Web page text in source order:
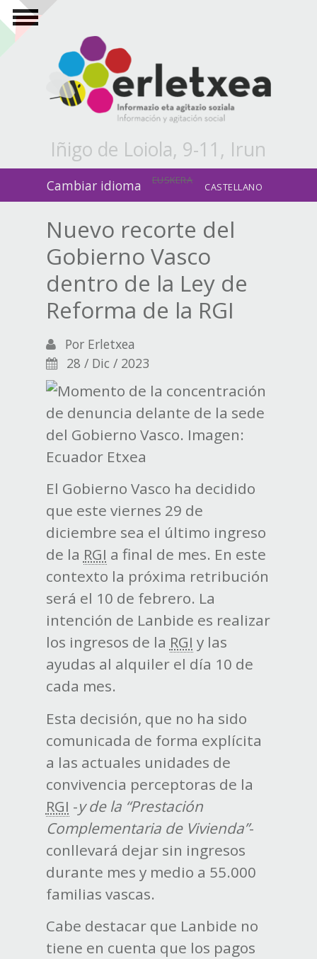
Pasar al contenido principal
Iñigo de Loiola, 9-11, Irun
Cambiar idioma EUSKERA
CASTELLANO
Nuevo recorte del
Gobierno Vasco
dentro de la Ley de
Reforma de la RGI
Por Erletxea
28 / Dic / 2023
El Gobierno Vasco ha decidido
que este viernes 29 de
diciembre sea el último ingreso
de la RGI a final de mes. En este
contexto la próxima retribución
será el 10 de febrero. La
intención de Lanbide es realizar
los ingresos de la RGI y las
ayudas al alquiler el día 10 de
cada mes.
Esta decisión, que no ha sido
comunicada de forma explícita
a las actuales unidades de
convivencia perceptoras de la
RGI -y de la “Prestación
Complementaria de Vivienda”-
conllevará dejar sin ingresos
durante mes y medio a 55.000
familias vascas.
Cabe destacar que Lanbide no
tiene en cuenta que los pagos